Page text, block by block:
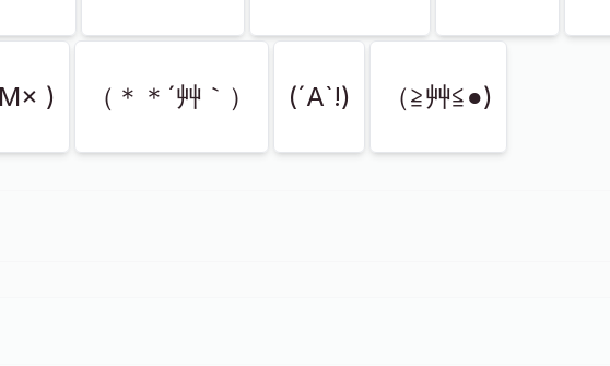
) （＊＊´艸｀） (´A`!) （≧艸≦●)